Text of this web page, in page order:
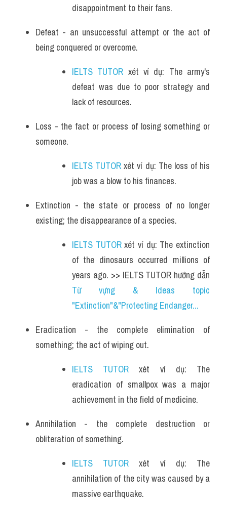
disappointment to their fans.
Defeat - an unsuccessful attempt or the act of
being conquered or overcome.
IELTS TUTOR xét ví dụ: The army's
defeat was due to poor strategy and
lack of resources.
Loss - the fact or process of losing something or
someone.
IELTS TUTOR xét ví dụ: The loss of his
job was a blow to his finances.
Extinction - the state or process of no longer
existing; the disappearance of a species.
IELTS TUTOR xét ví dụ: The extinction
of the dinosaurs occurred millions of
Từ vựng & Ideas topic
"Extinction"&"Protecting Endanger...
Eradication - the complete elimination of
something; the act of wiping out.
IELTS TUTOR xét ví dụ: The
eradication of smallpox was a major
achievement in the field of medicine.
Annihilation - the complete destruction or
obliteration of something.
IELTS TUTOR xét ví dụ: The
annihilation of the city was caused by a
massive earthquake.